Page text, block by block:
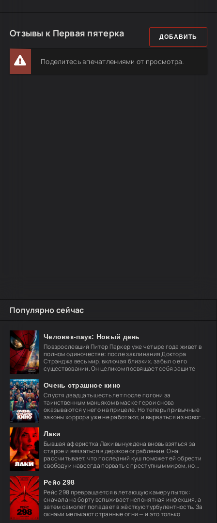
Популярно сейчас
Человек-паук: Новый день
Повзрослевший Питер Паркер уже четыре года живет в
полном одиночестве: после заклинания Доктора
Стрэнджа весь мир, включая близких, забыл о его
существовании. Он целиком посвящает себя защите
Очень страшное кино
Спустя двадцать шесть лет после погони за
таинственным маньяком в маске герои снова
оказываются у него на прицеле. Но теперь привычные
законы хоррора уже не работают, и вырваться из нового
Лаки
Бывшая аферистка Лаки вынуждена вновь взяться за
старое и ввязаться в дерзкое ограбление. Она
рассчитывает, что последний куш поможет ей обрести
свободу и навсегда порвать с преступным миром, но
Рейс 298
Рейс 298 превращается в летающую камеру пыток:
сначала на борту вспыхивает непонятная инфекция, а
затем самолёт попадает в жёсткую турбулентность. За
окнами мелькают странные огни — и это только
Отзывы к Первая пятерка ДОБАВИТЬ
Поделитесь впечатлениями от просмотра.